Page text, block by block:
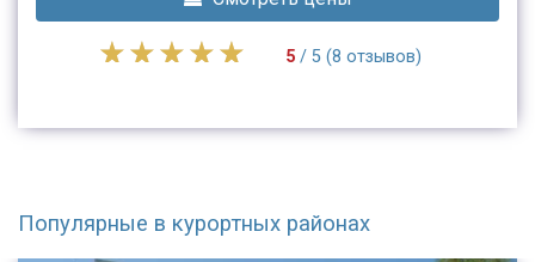
5/ 5 (8 отзывов)
Популярные в курортных районах